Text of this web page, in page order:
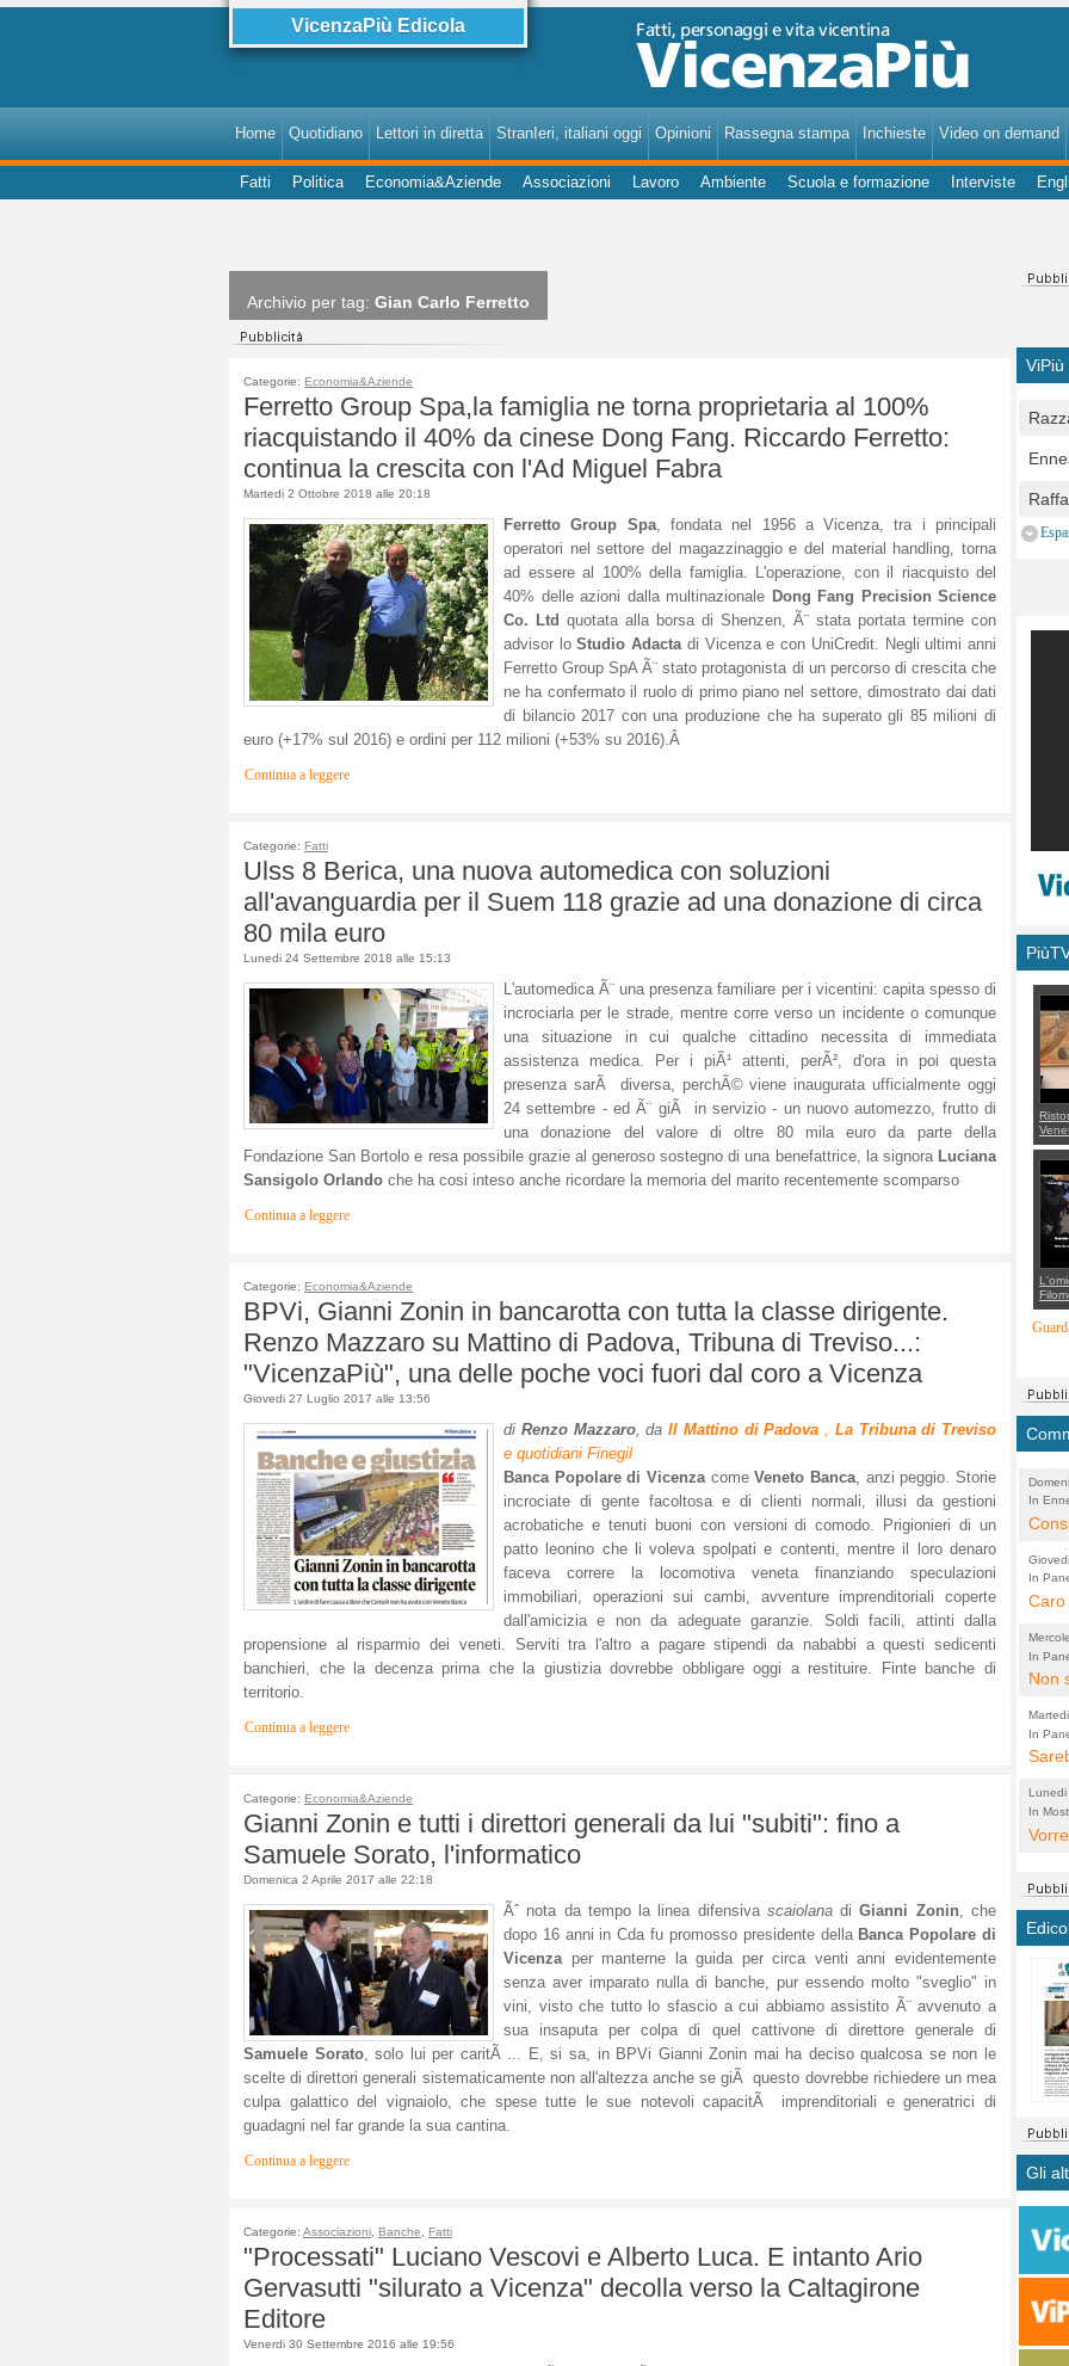
VicenzaPiù Edicola
Home Quotidiano Lettori in diretta StranIeri, italiani oggi Opinioni Rassegna stampa Inchieste Video on demand
Fatti Politica Economia&Aziende Associazioni Lavoro Ambiente Scuola e formazione Interviste
Archivio per tag: Gian Carlo Ferretto
Categorie: Economia&Aziende
Ferretto Group Spa,la famiglia ne torna proprietaria al 100%
riacquistando il 40% da cinese Dong Fang. Riccardo Ferretto:
continua la crescita con l'Ad Miguel Fabra
Martedi 2 Ottobre 2018 alle 20:18
Ferretto Group Spa, fondata nel 1956 a Vicenza, tra i principali
operatori nel settore del magazzinaggio e del material handling, torna
ad essere al 100% della famiglia. L'operazione, con il riacquisto del
40% delle azioni dalla multinazionale Dong Fang Precision Science
Co. Ltd quotata alla borsa di Shenzen, Ã¨ stata portata termine con
advisor loStudio Adactadi Vicenza e con UniCredit. Negli ultimi anni
Ferretto Group SpA Ã¨ stato protagonista di un percorso di crescita che
ne ha confermato il ruolo di primo piano nel settore, dimostrato dai dati
di bilancio 2017 con una produzione che ha superato gli 85 milioni di
euro (+17% sul 2016) e ordini per 112 milioni (+53% su 2016).Â
Continua a leggere
Categorie: Fatti
Ulss 8 Berica, una nuova automedica con soluzioni
all'avanguardia per il Suem 118 grazie ad una donazione di circa
80 mila euro
Lunedi 24 Settembre 2018 alle 15:13
L'automedica Ã¨ una presenza familiare per i vicentini: capita spesso di
incrociarla per le strade, mentre corre verso un incidente o comunque
una situazione in cui qualche cittadino necessita di immediata
assistenza medica. Per i piÃ¹ attenti, perÃ², d'ora in poi questa
presenza sarÃ diversa, perchÃ© viene inaugurata ufficialmente oggi
24 settembre - ed Ã¨ giÃ in servizio - un nuovo automezzo, frutto di
una donazione del valore di oltre 80 mila euro da parte della
Fondazione San Bortolo e resa possibile grazie al generoso sostegno di una benefattrice, la signoraLuciana
Sansigolo Orlando che ha cosi inteso anche ricordare la memoria del marito recentemente scomparso
Continua a leggere
Categorie: Economia&Aziende
BPVi, Gianni Zonin in bancarotta con tutta la classe dirigente.
Renzo Mazzaro su Mattino di Padova, Tribuna di Treviso...:
"VicenzaPiù", una delle poche voci fuori dal coro a Vicenza
Giovedi 27 Luglio 2017 alle 13:56
di Renzo Mazzaro, da Il Mattino di Padova , La Tribuna di Treviso
e quotidiani Finegil
Banca Popolare di VicenzacomeVeneto Banca, anzi peggio. Storie
incrociate di gente facoltosa e di clienti normali, illusi da gestioni
acrobatiche e tenuti buoni con versioni di comodo. Prigionieri di un
patto leonino che li voleva spolpati e contenti, mentre il loro denaro
faceva correre la locomotiva veneta finanziando speculazioni
immobiliari, operazioni sui cambi, avventure imprenditoriali coperte
dall'amicizia e non da adeguate garanzie. Soldi facili, attinti dalla
propensione al risparmio dei veneti. Serviti tra l'altro a pagare stipendi da nababbi a questi sedicenti
banchieri, che la decenza prima che la giustizia dovrebbe obbligare oggi a restituire. Finte banche di
territorio.
Continua a leggere
Categorie: Economia&Aziende
Gianni Zonin e tutti i direttori generali da lui "subiti": fino a
Samuele Sorato, l'informatico
Domenica 2 Aprile 2017 alle 22:18
Ãˆ nota da tempo la linea difensivascaiolanadiGianni Zonin, che
dopo 16 anni in Cda fu promosso presidente della Banca Popolare di
Vicenzaper manterne la guida per circa venti anni evidentemente
senza aver imparato nulla di banche, pur essendo molto "sveglio" in
vini, visto che tutto lo sfascio a cui abbiamo assistito Ã¨ avvenuto a
sua insaputa per colpa di quel cattivone di direttore generale di
Samuele Sorato, solo lui per caritÃ ... E, si sa, in BPVi Gianni Zonin mai ha deciso qualcosa se non le
scelte di direttori generali sistematicamente non all'altezza anche se giÃ questo dovrebbe richiedere un mea
culpa galattico del vignaiolo, che spese tutte le sue notevoli capacitÃ imprenditoriali e generatrici di
guadagni nel far grande la sua cantina.
Continua a leggere
Categorie: Associazioni Banche Fatti
"Processati" Luciano Vescovi e Alberto Luca. E intanto Ario
Gervasutti "silurato a Vicenza" decolla verso la Caltagirone
Editore
Venerdi 30 Settembre 2016 alle 19:56
ViPiù
per
E
con
In
per
che
qui
PER
In
Caro
sono
(non
dal
Ora
la
ma
pace
In
Non
la
a
dei
In
città,
In
di
e
alta
Gli